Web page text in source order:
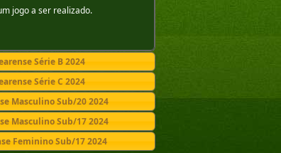
jogo a ser realizado.
Série B 2024
Série C 2024
Masculino Sub/20 2024
Masculino Sub/17 2024
Feminino Sub/17 2024